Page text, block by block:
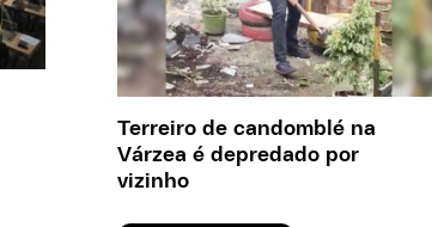
Terreiro de candomblé na
Várzea é depredado por
vizinho